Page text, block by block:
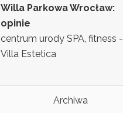
Willa Parkowa Wrocław:
opinie
centrum urody SPA, fitness -
Villa Estetica
Archiwa